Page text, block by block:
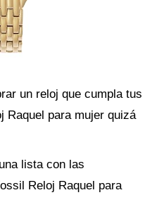
un reloj que cumpla tus
Raquel para mujer quizá
lista con las
Reloj Raquel para